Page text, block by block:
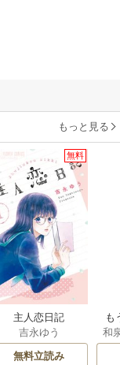
もっと見る
無料
主人恋日記
吉永ゆう
無料立読み
も
離
和